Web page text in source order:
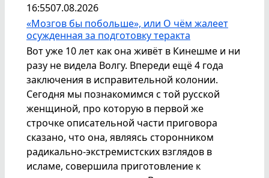
16:5507.08.2026
«Мозгов бы побольше», или О чём жалеет
осужденная за подготовку теракта
Вот уже 10 лет как она живёт в Кинешме и ни
разу не видела Волгу. Впереди ещё 4 года
заключения в исправительной колонии.
Сегодня мы познакомимся с той русской
женщиной, про которую в первой же
строчке описательной части приговора
сказано, что она, являясь сторонником
радикально-экстремистских взглядов в
исламе, совершила приготовление к